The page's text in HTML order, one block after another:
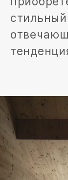
Подборка
это